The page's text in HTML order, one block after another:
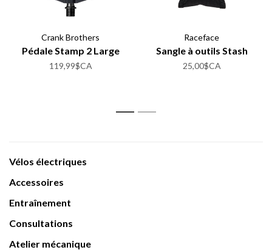
Crank Brothers
Pédale Stamp 2 Large
119,99$CA
Raceface
Sangle à outils Stash
25,00$CA
1 2
Vélos électriques
Accessoires
Entraînement
Consultations
Atelier mécanique